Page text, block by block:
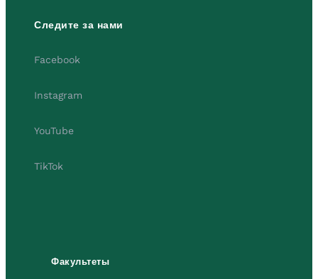
Следите за нами
Facebook
Instagram
YouTube
TikTok
Факультеты